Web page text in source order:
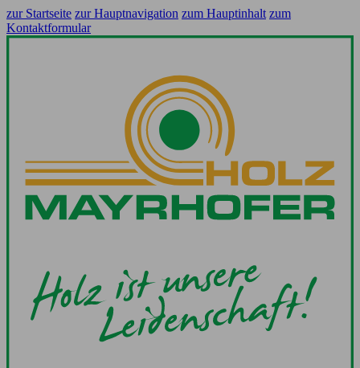
zur Startseite zur Hauptnavigation zum Hauptinhalt zum
Kontaktformular